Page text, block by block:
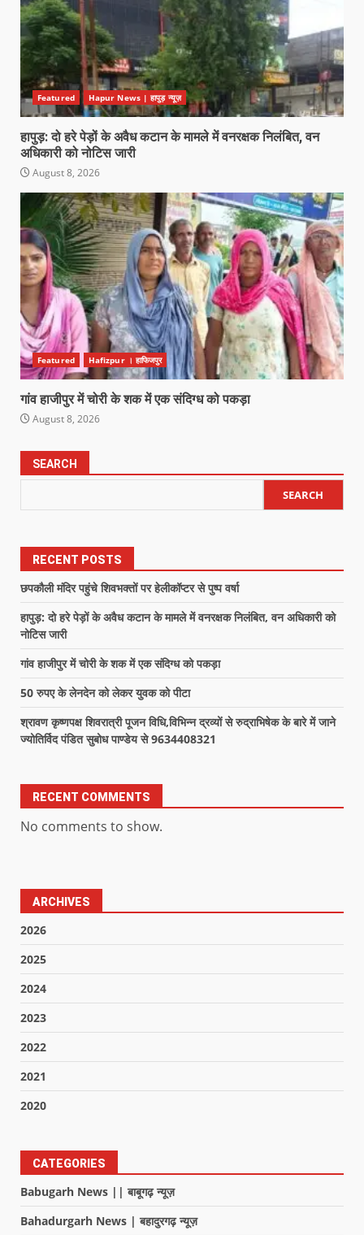
Featured Hapur News | हापुड़ न्यूज़
हापुड़: दो हरे पेड़ों के अवैध कटान के मामले में वनरक्षक निलंबित, वन
अधिकारी को नोटिस जारी
August 8, 2026
Featured Hafizpur । हाफिजपुर
गांव हाजीपुर में चोरी के शक में एक संदिग्ध को पकड़ा
August 8, 2026
SEARCH
SEARCH
RECENT POSTS
छपकौली मंदिर पहुंचे शिवभक्तों पर हेलीकॉप्टर से पुष्प वर्षा
हापुड़: दो हरे पेड़ों के अवैध कटान के मामले में वनरक्षक निलंबित, वन अधिकारी को
नोटिस जारी
गांव हाजीपुर में चोरी के शक में एक संदिग्ध को पकड़ा
50 रुपए के लेनदेन को लेकर युवक को पीटा
श्रावण कृष्णपक्ष शिवरात्री पूजन विधि,विभिन्न द्रव्यों से रुद्राभिषेक के बारे में जाने
ज्योतिर्विद पंडित सुबोध पाण्डेय से 9634408321
RECENT COMMENTS
No comments to show.
ARCHIVES
2026
2025
2024
2023
2022
2021
2020
CATEGORIES
Babugarh News || बाबूगढ़ न्यूज़
Bahadurgarh News | बहादुरगढ़ न्यूज़